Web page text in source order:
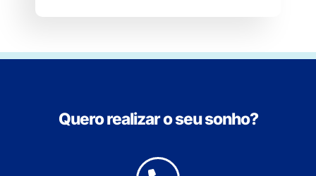
Quero realizar o seu sonho?